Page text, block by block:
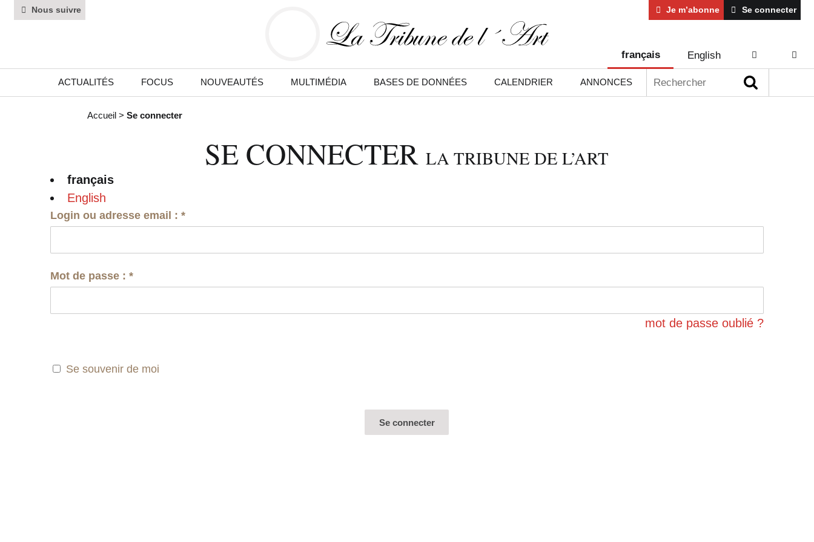
Nous suivre Je m’abonne Se connecter
ACTUALITÉS FOCUS NOUVEAUTÉS MULTIMÉDIA BASES DE DONNÉES CALENDRIER ANNONCES
français English AIDE
Accueil > Se connecter
SE CONNECTERLA TRIBUNE DE L’ART
français
English
Login ou adresse email :*
Mot de passe :*
mot de passe oublié ?
Se souvenir de moi